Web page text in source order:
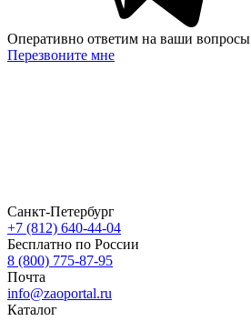
Оперативно ответим на ваши вопросы
Перезвоните мне
Санкт-Петербург
+7 (812) 640-44-04
Бесплатно по России
8 (800) 775-87-95
Почта
info@zaoportal.ru
Каталог